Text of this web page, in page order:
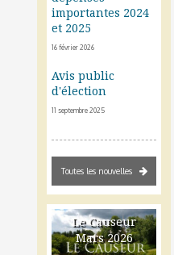
importantes 2024
et 2025
16 février 2026
Avis public
d'élection
11 septembre 2025
Toutes les nouvelles
Le Causeur
Mars 2026